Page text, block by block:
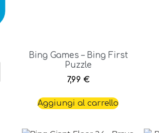
Bing Games – Bing First
Puzzle
7,99 €
Aggiungi al carrello